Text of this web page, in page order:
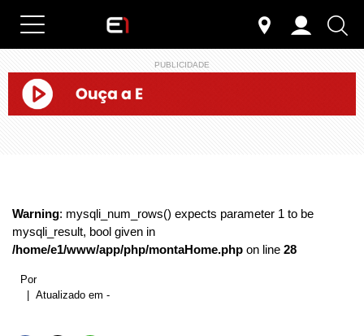
PUBLICIDADE
Warning: mysqli_num_rows() expects parameter 1 to be
mysqli_result, bool given in
/home/e1/www/app/php/montaHome.php on line 28
Por
| Atualizado em -